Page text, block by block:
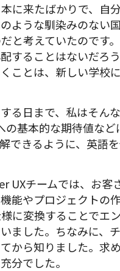
に来たばかりで、自
ような馴染みのない
と考えていたのです
することはないだろ
ことは、新しい学校
る日まで、私はそん
基本的な期待値など
できるように、英語
UXチームでは、お
能やプロジェクトの
に変換することでエ
ました。ちなみに、
から知りました。求
分でした。